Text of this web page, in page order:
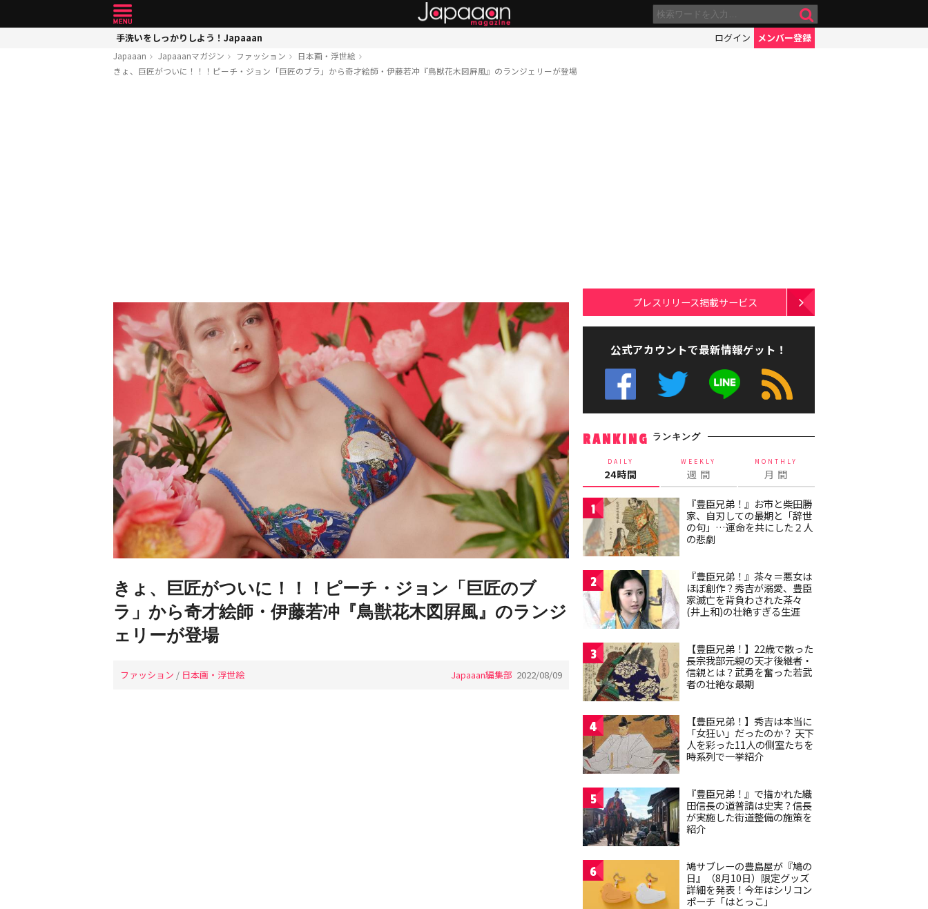
手洗いをしっかりしよう！Japaaan ログイン メンバー登録
Japaaan Japaaanマガジン ファッション
日本画・浮世絵
きょ、巨匠がついに！！！ピーチ・ジョン「巨匠のブラ」から奇才絵師・伊藤若冲『鳥獣花木図屛風』のランジェリーが登場
きょ、巨匠がついに！！！ピーチ・ジョン「巨匠のブ
ラ」から奇才絵師・伊藤若冲『鳥獣花木図屛風』のランジ
ェリーが登場
ファッション / 日本画・浮世絵 Japaaan編集部 2022/08/09
プレスリリース掲載サービス
公式アカウントで最新情報ゲット！
RANKING ランキング
DAILY
24時間
WEEKLY
週 間
MONTHLY
月 間
1
『豊臣兄弟！』お市と柴田勝
家、自刃しての最期と「辞世
の句」…運命を共にした２人
の悲劇
2
『豊臣兄弟！』茶々＝悪女は
ほぼ創作？秀吉が溺愛、豊臣
家滅亡を背負わされた茶々
(井上和)の壮絶すぎる生涯
3
【豊臣兄弟！】22歳で散った
長宗我部元親の天才後継者・
信親とは？武勇を奮った若武
者の壮絶な最期
4
【豊臣兄弟！】秀吉は本当に
「女狂い」だったのか？ 天下
人を彩った11人の側室たちを
時系列で一挙紹介
5
『豊臣兄弟！』で描かれた織
田信長の道普請は史実？信長
が実施した街道整備の施策を
紹介
6
鳩サブレーの豊島屋が『鳩の
日』（8月10日）限定グッズ
詳細を発表！今年はシリコン
ポーチ「はとっこ」